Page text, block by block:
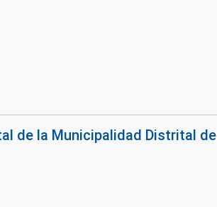
de la Municipalidad Distrital de